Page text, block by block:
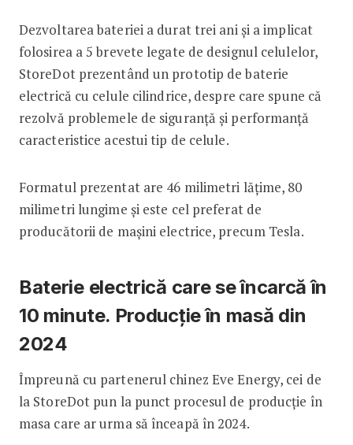
Dezvoltarea bateriei a durat trei ani și a implicat
folosirea a 5 brevete legate de designul celulelor,
StoreDot prezentând un prototip de baterie
electrică cu celule cilindrice, despre care spune că
rezolvă problemele de siguranţă şi performanţă
caracteristice acestui tip de celule.
Formatul prezentat are 46 milimetri lăţime, 80
milimetri lungime și este cel preferat de
producătorii de maşini electrice, precum Tesla.
Baterie electrică care se încarcă în
10 minute. Producție în masă din
2024
Împreună cu partenerul chinez Eve Energy, cei de
la StoreDot pun la punct procesul de producţie în
masa care ar urma să înceapă în 2024.